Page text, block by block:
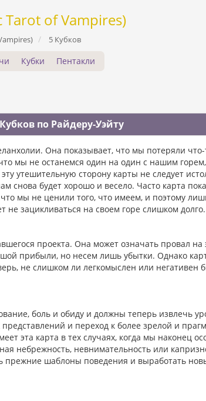
of Vampires)
5 Кубков
Кубки Пентакли
по Райдеру-Уэйту
Она показывает, что мы потеряли
мы не останемся один на один с нашим
утешительную сторону карты не следует
снова будет хорошо и весело. Часто карта
мы не ценили того, что имеем, и поэтому
не зацикливаться на своем горе слишком долго.
проекта. Она может означать провал на
прибыли, но несем лишь убытки. Однако
не слишком ли легкомыслен или негативен
боль и обиду и должны теперь извлечь
и переход к более зрелой и
эта карта в тех случаях, когда мы наконец
небрежность, невнимательность или
прежние шаблоны поведения и выработать